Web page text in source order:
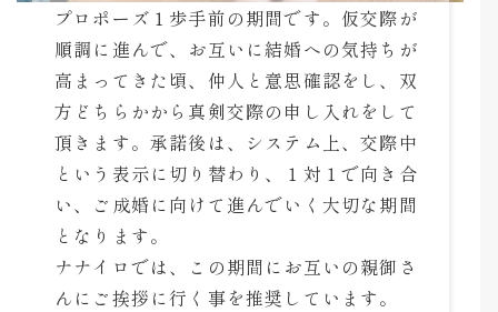
プロポーズ１歩手前の期間です。仮交際が
順調に進んで、お互いに結婚への気持ちが
高まってきた頃、仲人と意思確認をし、双
方どちらかから真剣交際の申し入れをして
頂きます。承諾後は、システム上、交際中
という表示に切り替わり、１対１で向き合
い、ご成婚に向けて進んでいく大切な期間
となります。
ナナイロでは、この期間にお互いの親御さ
んにご挨拶に行く事を推奨しています。